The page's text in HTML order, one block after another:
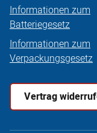
Informationen zum
Batteriegesetz
Informationen zum
Verpackungsgesetz
Vertrag